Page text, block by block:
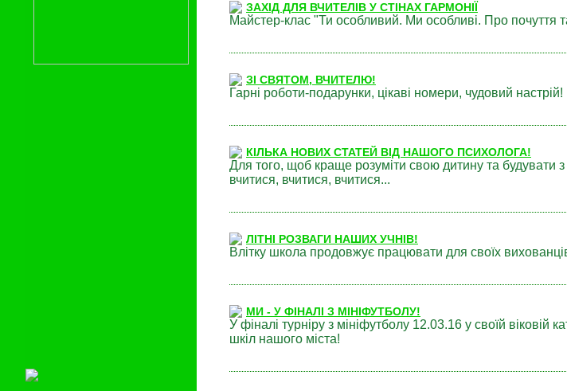
ЗАХІД ДЛЯ ВЧИТЕЛІВ У СТІНАХ ГАРМОНІЇ
Майстер-клас "Ти особливий. Ми особливі. Про почуття
ЗІ СВЯТОМ, ВЧИТЕЛЮ!
Гарні роботи-подарунки, цікаві номери, чудовий
КІЛЬКА НОВИХ СТАТЕЙ ВІД НАШОГО ПСИХОЛОГА!
Для того, щоб краще розуміти свою дитину та будувати
вчитися, вчитися, вчитися...
ЛІТНІ РОЗВАГИ НАШИХ УЧНІВ!
Влітку школа продовжує працювати для своїх
МИ - У ФІНАЛІ З МІНІФУТБОЛУ!
У фіналі турніру з мініфутболу 12.03.16 у своїй віковій
шкіл нашого міста!